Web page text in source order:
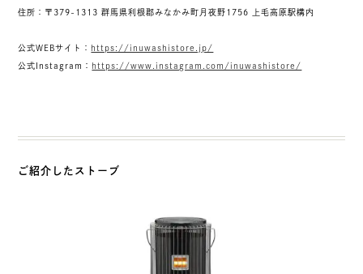
住所：〒379-1313 群馬県利根郡みなかみ町月夜野1756 上毛高原駅構内
公式WEBサイト： https://inuwashistore.jp/
公式Instagram： https://www.instagram.com/inuwashistore/
ご紹介したストーブ